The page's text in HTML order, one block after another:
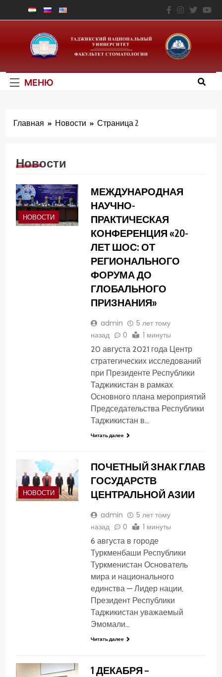
Перейти
к
Факультет
Стоматологии – ТНУ
МЕНЮ
Главная Новости Страница 2
Новости
НОВОСТИ
МЕЖДУНАРОДНАЯ
НАУЧНО-
ПРАКТИЧЕСКАЯ
КОНФЕРЕНЦИЯ «20-
ЛЕТ ШОС: ОТ
РЕГИОНАЛЬНОГО
ФОРУМА ДО
ГЛОБАЛЬНОГО
ПРИЗНАНИЯ»
admin
5 лет тому
назад
0 1 минуты
20 августа 2021 года Центр
стратегических исследований
при Президенте Республики
Таджикистан в рамках
Основного плана мероприятий
Председательства Республики
Таджикистан в…
Читать далее
НОВОСТИ
ПОЧЕТНЫЙ ЗНАК ГЛАВ
ГОСУДАРСТВ
ЦЕНТРАЛЬНОЙ АЗИИ
admin
5 лет тому
назад
0 1 минуты
6 августа в городе
Туркменбаши Республики
Туркменистан Основатель
мира и национального
единства — Лидер нации,
Президент Республики
Таджикистан уважаемый
Эмомали…
Читать далее
1 ДЕКАБРЯ –